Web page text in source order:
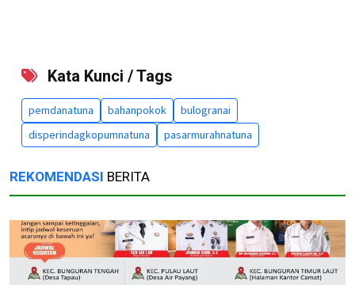
Kata Kunci / Tags
pemdanatuna bahanpokok
bulogranai
disperindagkopumnatuna
pasarmurahnatuna
REKOMENDASI BERITA